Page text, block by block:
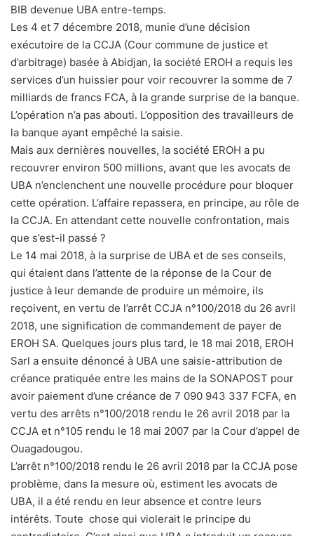
BIB devenue UBA entre-temps.
Les 4 et 7 décembre 2018, munie d’une décision
exécutoire de la CCJA (Cour commune de justice et
d’arbitrage) basée à Abidjan, la société EROH a requis les
services d’un huissier pour voir recouvrer la somme de 7
milliards de francs FCA, à la grande surprise de la banque.
L’opération n’a pas abouti. L’opposition des travailleurs de
la banque ayant empêché la saisie.
Mais aux dernières nouvelles, la société EROH a pu
recouvrer environ 500 millions, avant que les avocats de
UBA n’enclenchent une nouvelle procédure pour bloquer
cette opération. L’affaire repassera, en principe, au rôle de
la CCJA. En attendant cette nouvelle confrontation, mais
que s’est-il passé ?
Le 14 mai 2018, à la surprise de UBA et de ses conseils,
qui étaient dans l’attente de la réponse de la Cour de
justice à leur demande de produire un mémoire, ils
reçoivent, en vertu de l’arrêt CCJA n°100/2018 du 26 avril
2018, une signification de commandement de payer de
EROH SA. Quelques jours plus tard, le 18 mai 2018, EROH
Sarl a ensuite dénoncé à UBA une saisie-attribution de
créance pratiquée entre les mains de la SONAPOST pour
avoir paiement d’une créance de 7 090 943 337 FCFA, en
vertu des arrêts n°100/2018 rendu le 26 avril 2018 par la
CCJA et n°105 rendu le 18 mai 2007 par la Cour d’appel de
Ouagadougou.
L’arrêt n°100/2018 rendu le 26 avril 2018 par la CCJA pose
problème, dans la mesure où, estiment les avocats de
UBA, il a été rendu en leur absence et contre leurs
intérêts. Toute chose qui violerait le principe du